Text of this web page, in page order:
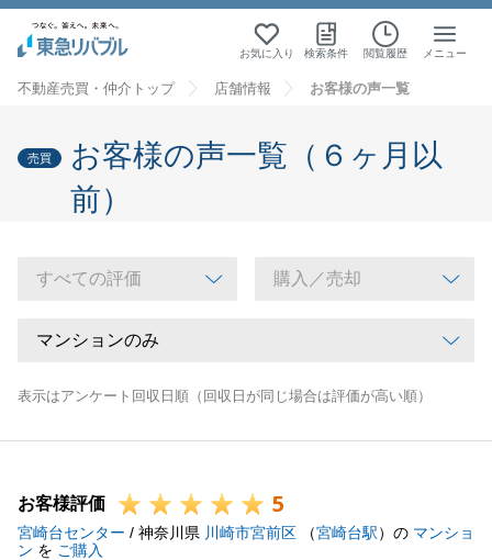
お気に入り 検索条件 閲覧履歴 メニュー
不動産売買・仲介トップ 店舗情報 お客様の声一覧
売買
お客様の声一覧（６ヶ月以
前）
表示はアンケート回収日順（回収日が同じ場合は評価が高い順）
お客様評価 5
宮崎台センター / 神奈川県 川崎市宮前区 （宮崎台駅）の マンショ
ン を ご購入